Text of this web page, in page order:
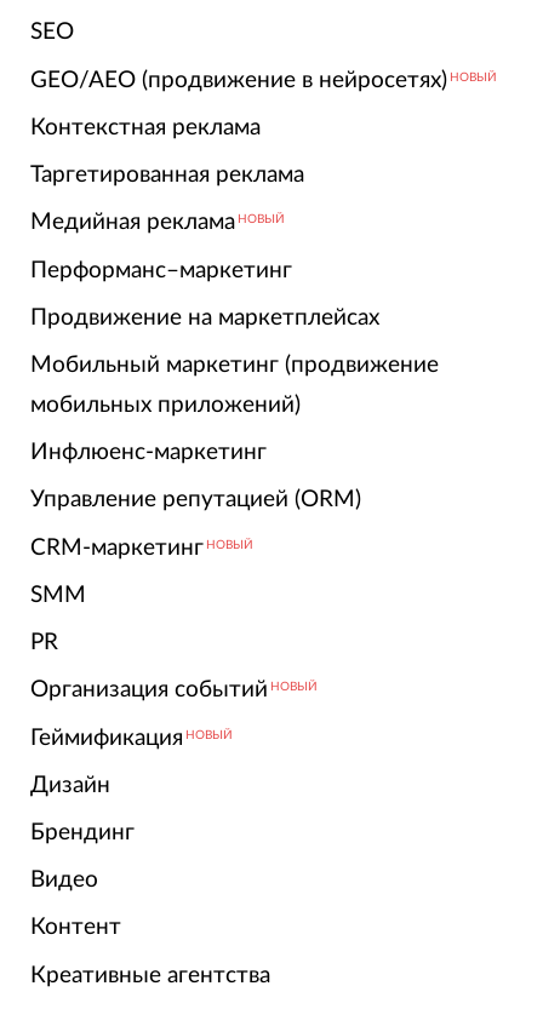
SEO
GEO/AEO (продвижение в нейросетях) НОВЫЙ
Контекстная реклама
Таргетированная реклама
Медийная реклама НОВЫЙ
Перформанс–маркетинг
Продвижение на маркетплейсах
Мобильный маркетинг (продвижение
мобильных приложений)
Инфлюенс-маркетинг
Управление репутацией (ORM)
CRM-маркетинг НОВЫЙ
SMM
PR
Организация событий НОВЫЙ
Геймификация НОВЫЙ
Дизайн
Брендинг
Видео
Контент
Креативные агентства